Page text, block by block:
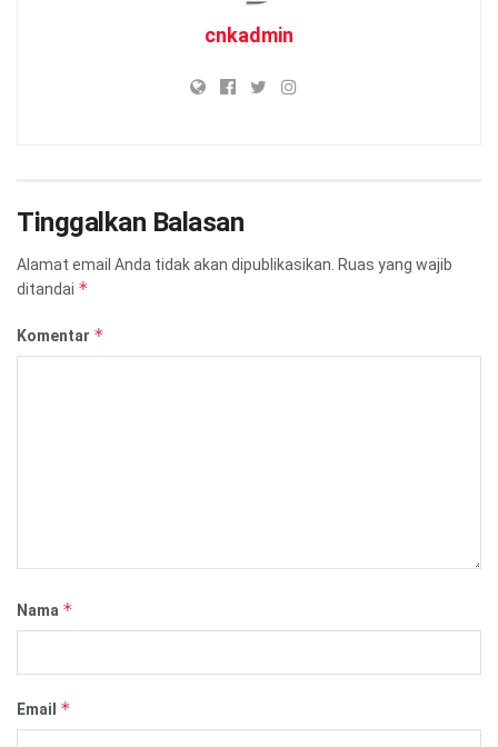
cnkadmin
Tinggalkan Balasan
Alamat email Anda tidak akan dipublikasikan. Ruas yang wajib
ditandai *
Komentar *
Nama *
Email *